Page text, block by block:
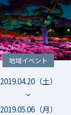
地域イベント
2019.04.20（土）
2019.05.06（月）